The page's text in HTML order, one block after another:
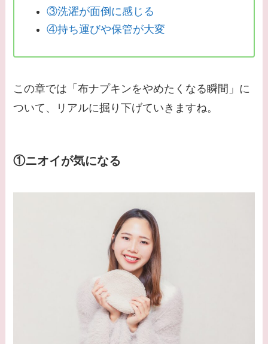
③洗濯が面倒に感じる
④持ち運びや保管が大変
この章では「布ナプキンをやめたくなる瞬間」に
ついて、リアルに掘り下げていきますね。
①ニオイが気になる